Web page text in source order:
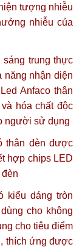
tượng nhiễu
nhiễu của
trung thực
năng nhận diện
Anfaco thân
hóa chất độc
người sử dụng
thân đèn được
hợp chips LED
kiểu dáng tròn
cho không
cho tiêu điểm
thích ứng được